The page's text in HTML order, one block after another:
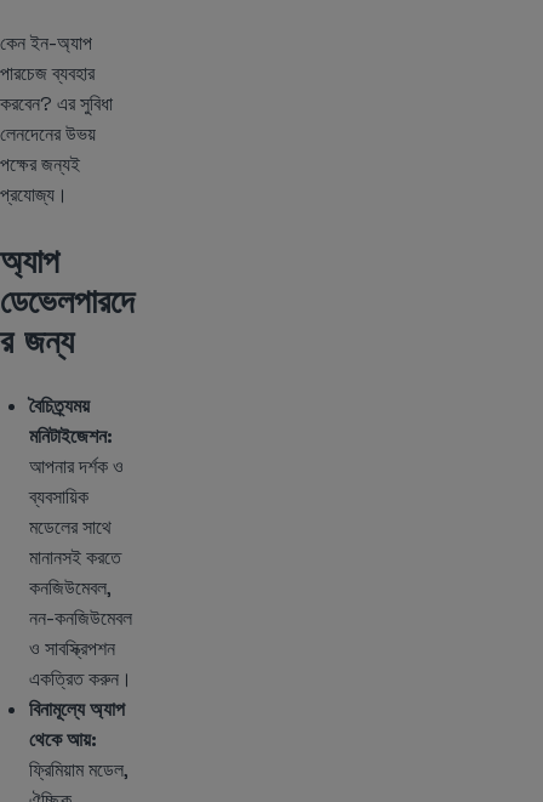
কেন ইন-অ্যাপ
পারচেজ ব্যবহার
করবেন? এর সুবিধা
লেনদেনের উভয়
পক্ষের জন্যই
প্রযোজ্য।
অ্যাপ
ডেভেলপারদে
র জন্য
বৈচিত্র্যময়
মনিটাইজেশন:
আপনার দর্শক ও
ব্যবসায়িক
মডেলের সাথে
মানানসই করতে
কনজিউমেবল,
নন-কনজিউমেবল
ও সাবস্ক্রিপশন
একত্রিত করুন।
বিনামূল্যে অ্যাপ
থেকে আয়:
ফ্রিমিয়াম মডেল,